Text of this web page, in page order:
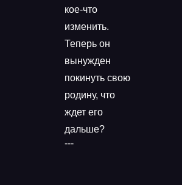
кое-что
изменить.
Теперь он
вынужден
покинуть свою
родину, что
ждет его
дальше?
---